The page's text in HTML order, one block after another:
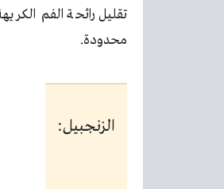
تقليل رائحة الفم
محدودة.
الزنجبيل: